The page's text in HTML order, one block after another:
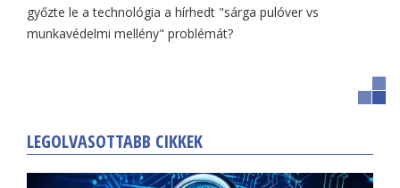
győzte le a technológia a hírhedt "sárga pulóver vs
munkavédelmi mellény" problémát?
LEGOLVASOTTABB CIKKEK